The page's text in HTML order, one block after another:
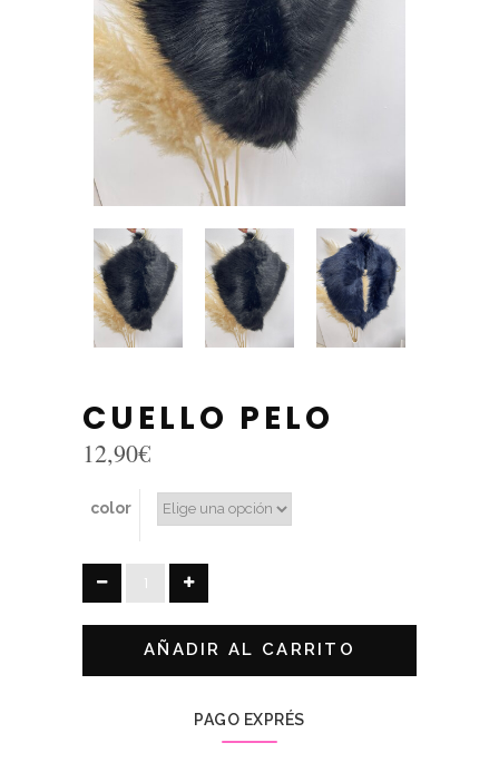
CUELLO PELO
12,90€
color
PELO
AÑADIR AL CARRITO
PAGO EXPRÉS